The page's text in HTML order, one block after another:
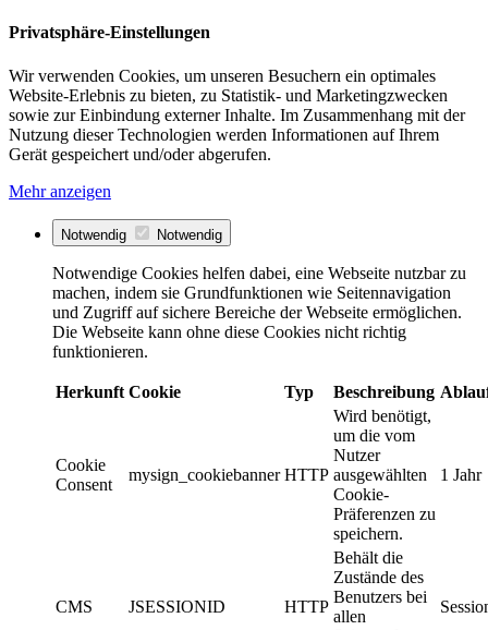
Privatsphäre-Einstellungen
Wir verwenden Cookies, um unseren Besuchern ein optimales
Website-Erlebnis zu bieten, zu Statistik- und Marketingzwecken
sowie zur Einbindung externer Inhalte. Im Zusammenhang mit der
Nutzung dieser Technologien werden Informationen auf Ihrem
Gerät gespeichert und/oder abgerufen.
Mehr anzeigen
Notwendig Notwendig
Notwendige Cookies helfen dabei, eine Webseite nutzbar zu
machen, indem sie Grundfunktionen wie Seitennavigation
und Zugriff auf sichere Bereiche der Webseite ermöglichen.
Die Webseite kann ohne diese Cookies nicht richtig
funktionieren.
Herkunft Cookie Typ Beschreibung
Cookie
Consent
mysign_cookiebanner HTTP
Wird benötigt,
um die vom
Nutzer
ausgewählten
Cookie-
Präferenzen zu
speichern.
1 Jahr
CMS JSESSIONID HTTP
Behält die
Zustände des
Benutzers bei
allen